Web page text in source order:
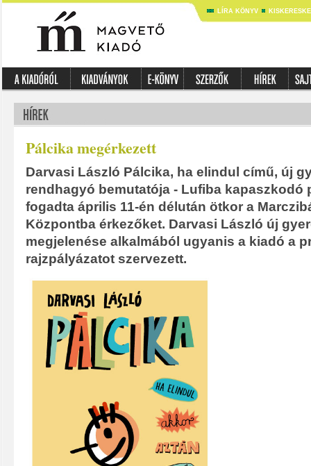
LÍRA KÖNYV
Pálcika megérkezett
Darvasi László Pálcika, ha elindul című, új
rendhagyó bemutatója - Lufiba kapaszkodó
fogadta április 11-én délután ötkor a
Központba érkezőket. Darvasi László új
megjelenése alkalmából ugyanis a kiadó a
rajzpályázatot szervezett.